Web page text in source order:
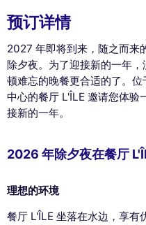
预订详情
2027 年即将到来，随之而来
除夕夜。为了迎接新的一年
顿难忘的晚餐更合适的了。
中心的餐厅 L'ÎLE 邀请您体验
接新的一年。
2026 年除夕夜在餐厅
理想的环境
餐厅 L'ÎLE 坐落在水边，享有